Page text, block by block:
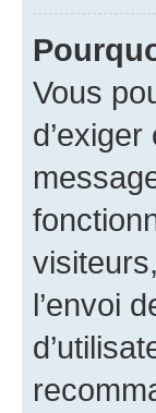
Vous
l’envoi